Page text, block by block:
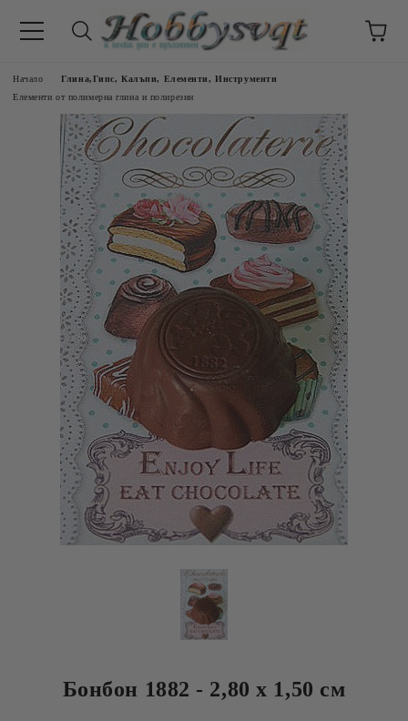
Начало
Глина,Гипс, Калъпи, Елементи, Инструменти
Елементи от полимерна глина и полирезин
Бонбон 1882 - 2,80 х 1,50 см